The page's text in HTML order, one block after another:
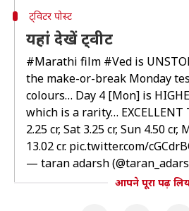
ट्विटर पोस्ट
यहां देखें ट्वीट
#Marathi film #Ved is
the make-or-break Monday
colours… Day 4 [Mon] is
which is a rarity… EXCELLENT
2.25 cr, Sat 3.25 cr, Sun 4.50 cr,
13.02 cr. pic.twitter.com/
— taran adarsh
आपने पूरा पढ़